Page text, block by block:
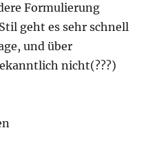
Formulierung
geht es sehr schnell
und über
nicht(???)